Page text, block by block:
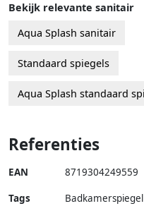
Bekijk relevante sanitair
Aqua Splash sanitair
Standaard spiegels
Aqua Splash standaard
Referenties
EAN 8719304249559
Tags
Badkamerspiegel